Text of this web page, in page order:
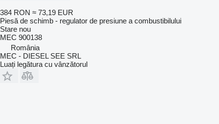
384 RON ≈ 73,19 EUR
Piesă de schimb - regulator de presiune a combustibilului
Stare nou
MEC 900138
România
MEC - DIESEL SEE SRL
Luați legătura cu vânzătorul